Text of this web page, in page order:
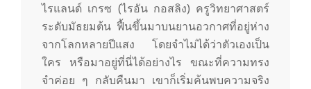
ไรแลนด์ เกรซ (ไรอัน กอสลิง) ครูวิทยาศาสตร์
ระดับมัธยมต้น ฟื้นขึ้นมาบนยานอวกาศที่อยู่ห่าง
จากโลกหลายปีแสง โดยจำไม่ได้ว่าตัวเองเป็น
ใคร หรือมาอยู่ที่นี่ได้อย่างไร ขณะที่ความทรง
จำค่อย ๆ กลับคืนมา เขาก็เริ่มค้นพบความจริง